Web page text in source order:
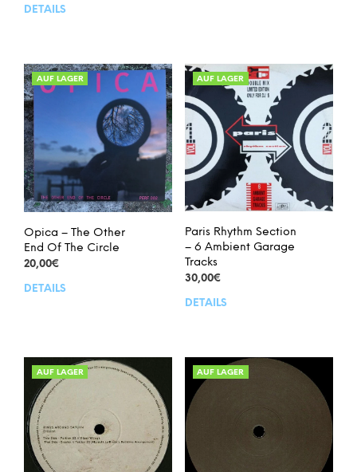
DETAILS
AUF LAGER
Opica – The Other
End Of The Circle
20,00€
DETAILS
AUF LAGER
Paris Rhythm Section
– 6 Ambient Garage
Tracks
30,00€
DETAILS
AUF LAGER AUF LAGER